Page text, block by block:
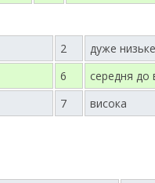
2
дуже
6
середня до
7 висока